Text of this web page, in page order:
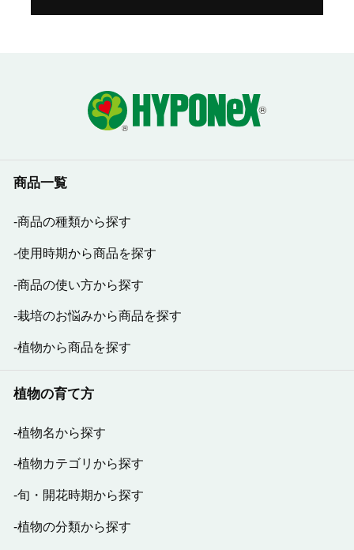
商品一覧
商品の種類から探す
使用時期から商品を探す
商品の使い方から探す
栽培のお悩みから商品を探す
植物から商品を探す
植物の育て方
植物名から探す
植物カテゴリから探す
旬・開花時期から探す
植物の分類から探す